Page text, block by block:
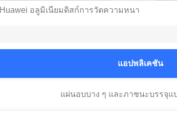
Huawei อลูมิเนียมดิสก์การวัดความหนา
แอปพลิเคชัน
แผ่นอบบาง ๆ และภาชนะบรรจุแ